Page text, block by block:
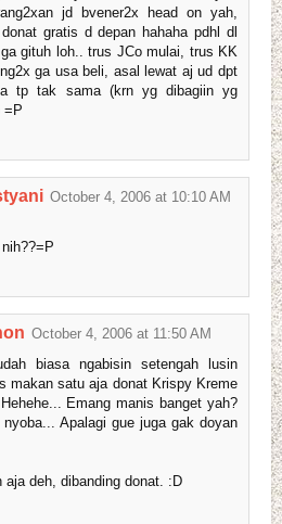
jd bvener2x head on yah,
gratis d depan hahaha pdhl dl
gituh loh.. trus JCo mulai, trus KK
ga usa beli, asal lewat aj ud dpt
tp tak sama (krn yg dibagiin yg
=P
October 4, 2006 at 10:10 AM
October 4, 2006 at 11:50 AM
biasa ngabisin setengah lusin
makan satu aja donat Krispy Kreme
Emang manis banget yah?
Apalagi gue juga gak doyan
aja deh, dibanding donat. :D